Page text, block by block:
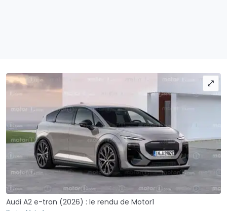
Audi A2 e-tron (2026) : le rendu de Motor1